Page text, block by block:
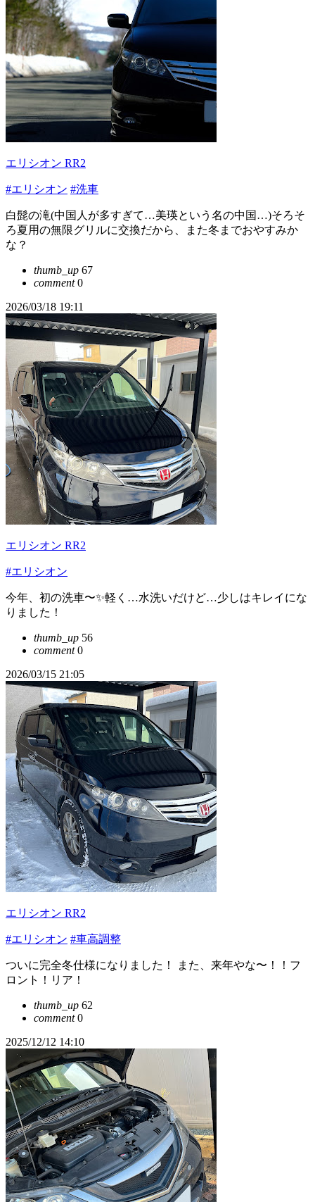
エリシオン RR2
#エリシオン #洗車
白髭の滝(中国人が多すぎて…美瑛という名の中国…)そろそ
ろ夏用の無限グリルに交換だから、また冬までおやすみか
な？
thumb_up 67
comment0
2026/03/18 19:11
エリシオン RR2
#エリシオン
今年、初の洗車〜✨軽く…水洗いだけど…少しはキレイにな
りました！
thumb_up 56
comment0
2026/03/15 21:05
エリシオン RR2
#エリシオン #車高調整
ついに完全冬仕様になりました！ また、来年やな〜！！フ
ロント！リア！
thumb_up 62
comment0
2025/12/12 14:10